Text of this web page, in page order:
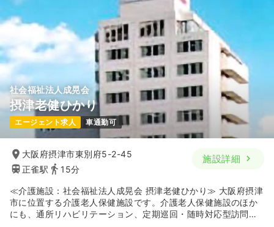
社会福祉法人成晃会
摂津老健ひかり
エージェント求人 車通勤可
大阪府摂津市東別府5-2-45
正雀駅
15分
施設詳細
≪介護施設：社会福祉法人成晃会 摂津老健ひかり≫ 大阪府摂津
市に位置する介護老人保健施設です。介護老人保健施設のほか
にも、通所リハビリテーション、定期巡回・随時対応型訪問介